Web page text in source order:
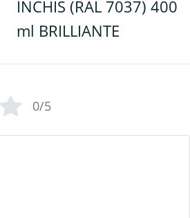
INCHIS (RAL 7037) 400
ml BRILLIANTE
0/5